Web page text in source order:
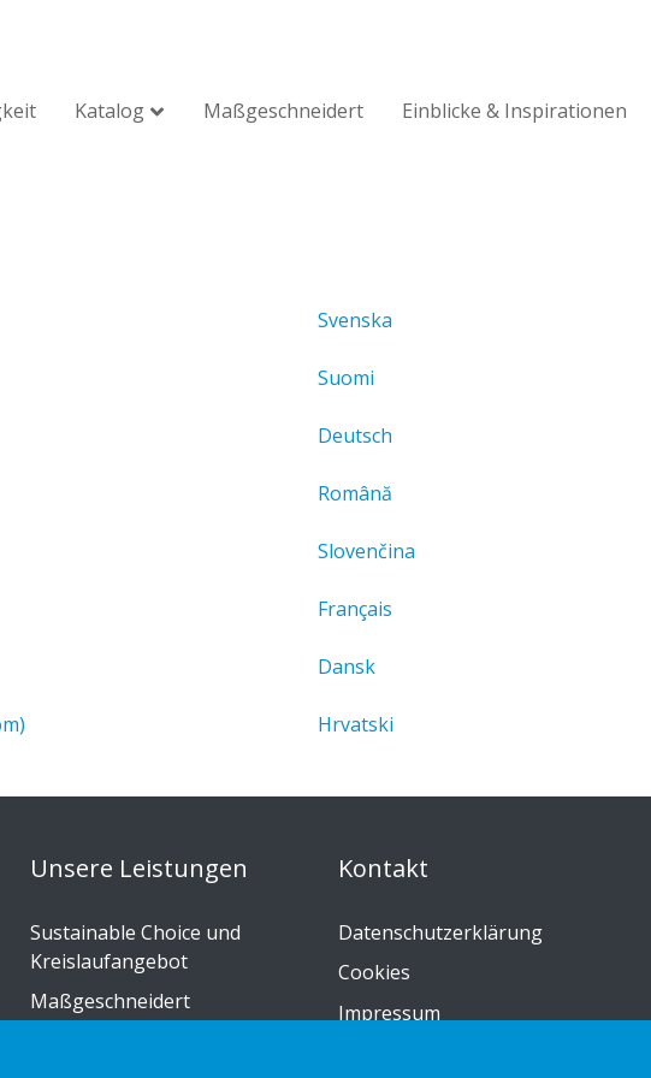
Katalog Maßgeschneidert Einblicke & Inspirationen
Svenska
Suomi
Deutsch
Română
Slovenčina
Français
Dansk
Hrvatski
Unsere Leistungen
Sustainable Choice und
Kreislaufangebot
Maßgeschneidert
Kontakt
Datenschutzerklärung
Cookies
Impressum